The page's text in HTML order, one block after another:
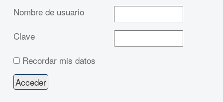
Nombre de usuario
Clave
Recordar mis datos